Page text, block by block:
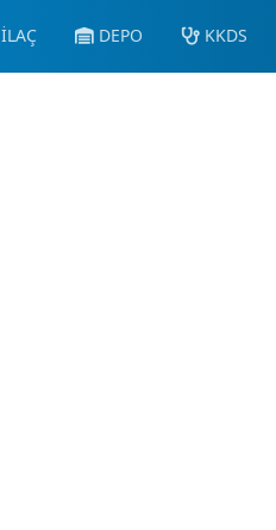
İLAÇ DEPO KKDS